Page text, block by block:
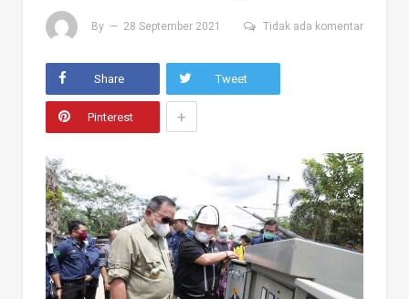
By 28 September 2021 Tidak ada komentar
Share Tweet
Pinterest +